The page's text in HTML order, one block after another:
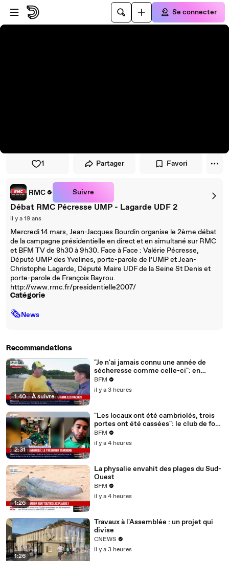
Passer au player
Passer au contenu principal
Se connecter
1 Partager Favori
RMC Suivre
Débat RMC Pécresse UMP - Lagarde UDF 2
il y a 19 ans
Mercredi 14 mars, Jean-Jacques Bourdin organise le 2ème débat
de la campagne présidentielle en direct et en simultané sur RMC
et BFM TV de 8h30 à 9h30. Face à Face : Valérie Pécresse,
Député UMP des Yvelines, porte-parole de l’UMP et Jean-
Christophe Lagarde, Député Maire UDF de la Seine St Denis et
porte-parole de François Bayrou.
http://www.rmc.fr/presidentielle2007/
Catégorie
🗞News
Recommandations
1:40 | À suivre
"Je n'ai jamais connu une année de
sécheresse comme celle-ci": en
Charente-Maritime, à cause de la
sécheresse, l'herbe de cette prairie
n'est plus comestible pour les vaches
BFM
il y a 3 heures
2:31
"Les locaux ont été cambriolés, trois
portes ont été cassées": le club de foot
de Champfleur victime d'un
cambriolage
BFM
il y a 4 heures
1:26
La physalie envahit des plages du Sud-
Ouest
BFM
il y a 4 heures
1:26
Travaux à l'Assemblée : un projet qui
divise
CNEWS
il y a 3 heures